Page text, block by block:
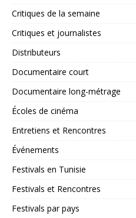
Critiques de la semaine
Critiques et journalistes
Distributeurs
Documentaire court
Documentaire long-métrage
Écoles de cinéma
Entretiens et Rencontres
Événements
Festivals en Tunisie
Festivals et Rencontres
Festivals par pays